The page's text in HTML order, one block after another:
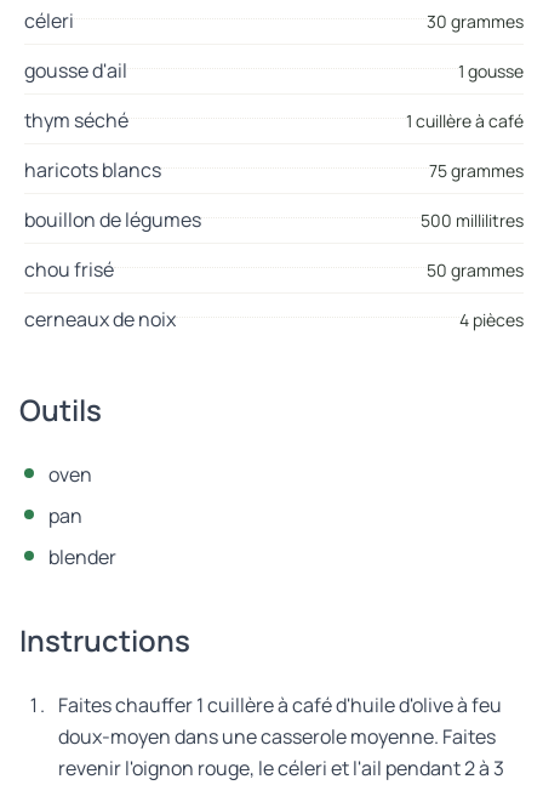
céleri 30 grammes
gousse d'ail 1 gousse
thym séché 1 cuillère à café
haricots blancs 75 grammes
bouillon de légumes 500 millilitres
chou frisé 50 grammes
cerneaux de noix 4 pièces
Outils
oven
pan
blender
Instructions
Faites chauffer 1 cuillère à café d'huile d'olive à feu
doux-moyen dans une casserole moyenne. Faites
revenir l'oignon rouge, le céleri et l'ail pendant 2 à 3